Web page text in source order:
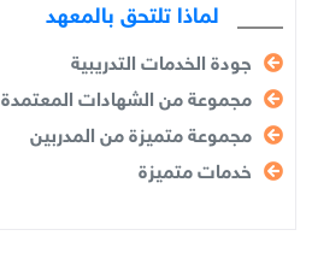
لماذا تلتحق بالمعهد
جودة الخدمات التدريبية
مجموعة من الشهادات المعتمدة
مجموعة متميزة من المدربين
خدمات متميزة